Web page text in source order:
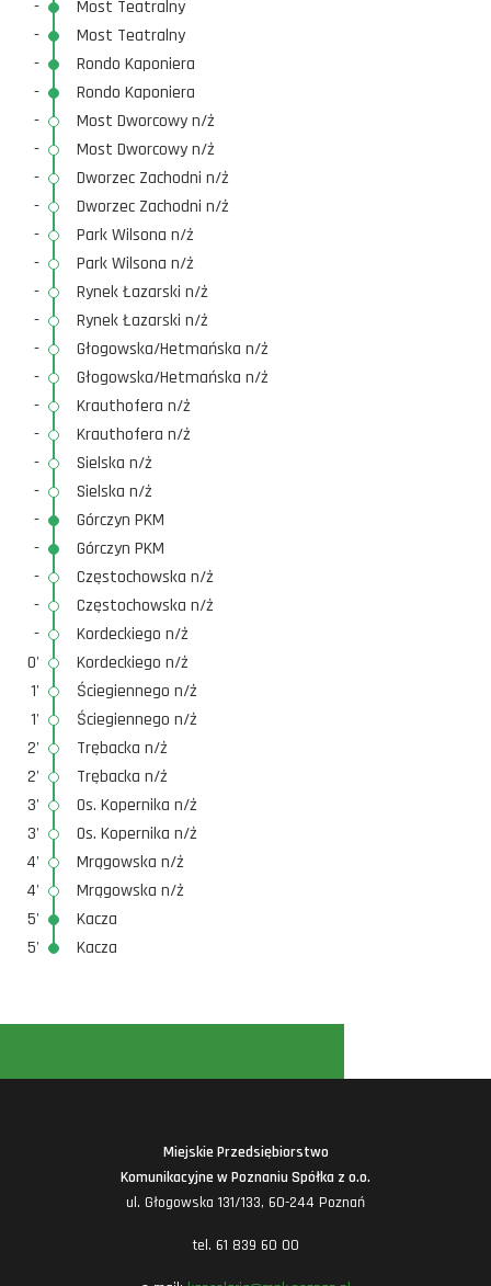
-
Most Teatralny
-
Most Teatralny
-
Rondo Kaponiera
-
Rondo Kaponiera
-
Most Dworcowy n/ż
-
Most Dworcowy n/ż
-
Dworzec Zachodni n/ż
-
Dworzec Zachodni n/ż
-
Park Wilsona n/ż
-
Park Wilsona n/ż
-
Rynek Łazarski n/ż
-
Rynek Łazarski n/ż
-
Głogowska/Hetmańska n/ż
-
Głogowska/Hetmańska n/ż
-
Krauthofera n/ż
-
Krauthofera n/ż
-
Sielska n/ż
-
Sielska n/ż
-
Górczyn PKM
-
Górczyn PKM
-
Częstochowska n/ż
-
Częstochowska n/ż
-
Kordeckiego n/ż
0'
Kordeckiego n/ż
1'
Ściegiennego n/ż
1'
Ściegiennego n/ż
2'
Trębacka n/ż
2'
Trębacka n/ż
3'
Os. Kopernika n/ż
3'
Os. Kopernika n/ż
4'
Mrągowska n/ż
4'
Mrągowska n/ż
5'
Kacza
5'
Kacza
Miejskie Przedsiębiorstwo
Komunikacyjne w Poznaniu Spółka z o.o.
ul. Głogowska 131/133, 60-244 Poznań
tel. 61 839 60 00